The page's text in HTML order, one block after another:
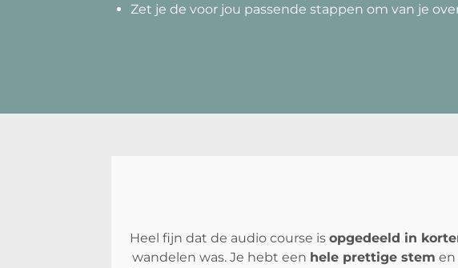
Zet je de voor jou passende stappen om van je
Heel fijn dat de audio course is opgedeeld in
wandelen was. Je hebt een hele prettige stem